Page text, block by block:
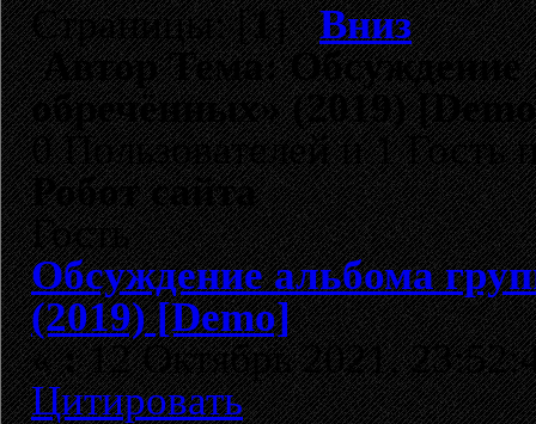
Страницы: [1]Вниз
АвторТема: Обсуждение
обречённых» (2019)
0 Пользователей и 1 Гость
Робот сайта
Гость
Обсуждение альбома
(2019) [Demo]
«:12 Октябрь 2021,
Цитировать